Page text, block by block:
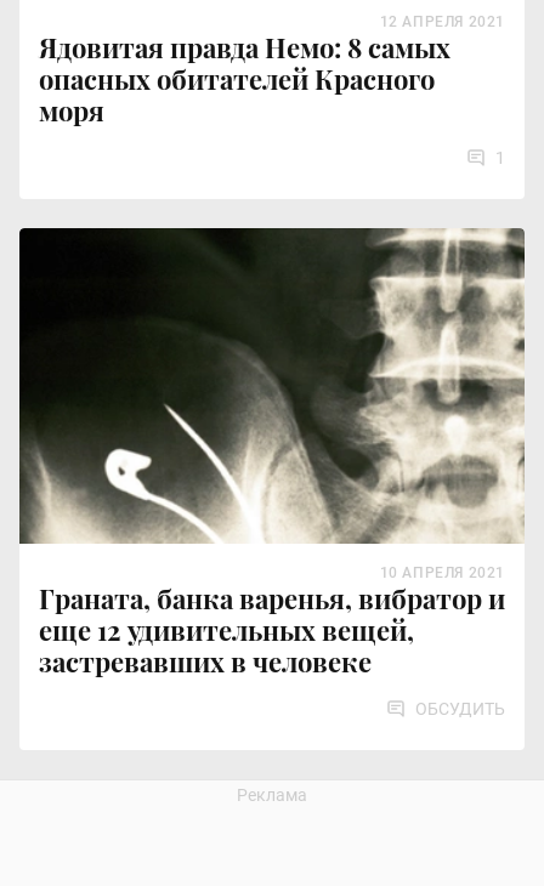
Ядовитая правда Немо: 8 самых
опасных обитателей Красного
моря
12 АПРЕЛЯ 2021
1
Граната, банка варенья, вибратор и
еще 12 удивительных вещей,
застревавших в человеке
10 АПРЕЛЯ 2021
ОБСУДИТЬ